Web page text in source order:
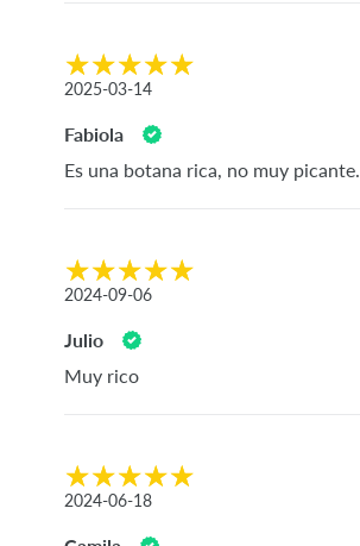
2025-03-14
Fabiola
Es una botana rica, no muy picante.
2024-09-06
Julio
Muy rico
2024-06-18